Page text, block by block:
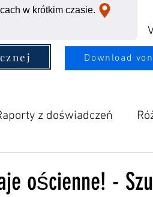
w krótkim czasie.
Download
z doświadczeń
ościenne! -